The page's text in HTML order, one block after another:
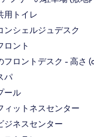
用トイレ
ンシェルジュデスク
ロント
フロントデスク - 高さ
パ
ール
ィットネスセンター
ジネスセンター